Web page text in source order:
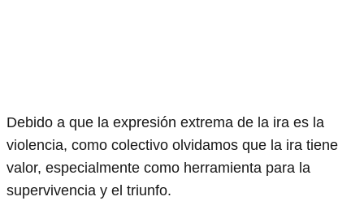
Debido a que la expresión extrema de la ira es la
violencia, como colectivo olvidamos que la ira tiene
valor, especialmente como herramienta para la
supervivencia y el triunfo.